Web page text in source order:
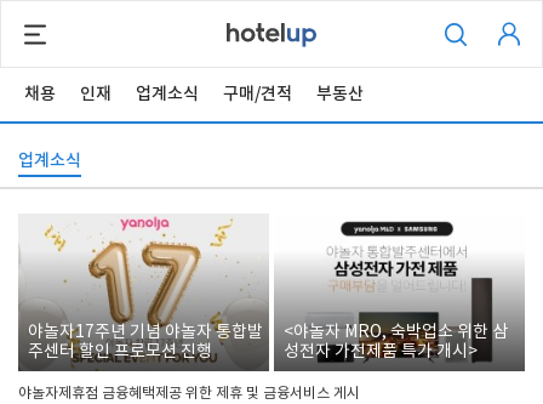
채용 인재 업계소식 구매/견적 부동산
업계소식
야놀자17주년 기념 야놀자 통합발
주센터 할인 프로모션 진행
<야놀자 MRO, 숙박업소 위한 삼
성전자 가전제품 특가 개시>
야놀자제휴점 금융혜택제공 위한 제휴 및 금융서비스 게시